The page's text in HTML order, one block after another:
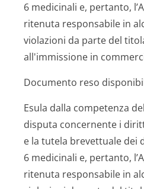
6 medicinali e, pertanto,
ritenuta responsabile in
violazioni da parte del
all'immissione in
Documento reso
Esula dalla competenza
disputa concernente i
e la tutela brevettuale dei
6 medicinali e, pertanto,
ritenuta responsabile in